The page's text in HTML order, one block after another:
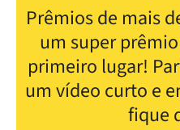
Prêmios de mais
um super
primeiro lugar!
um vídeo curto e
fique